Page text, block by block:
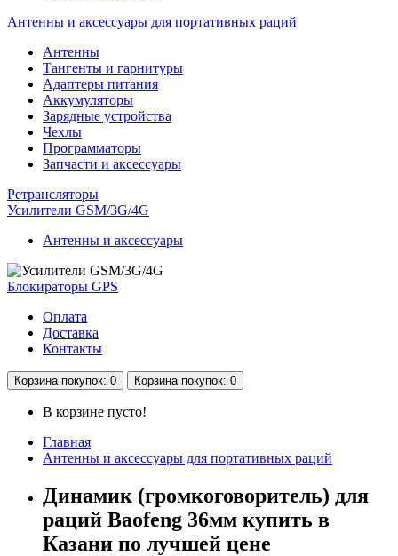
Антенны и аксессуары для портативных раций
Антенны
Тангенты и гарнитуры
Адаптеры питания
Аккумуляторы
Зарядные устройства
Чехлы
Программаторы
Запчасти и аксессуары
Ретрансляторы
Усилители GSM/3G/4G
Антенны и аксессуары
Блокираторы GPS
Оплата
Доставка
Контакты
Корзина покупок: 0 Корзина покупок: 0
В корзине пусто!
Главная
Антенны и аксессуары для портативных раций
Динамик (громкоговоритель) для
раций Baofeng 36мм купить в
Казани по лучшей цене